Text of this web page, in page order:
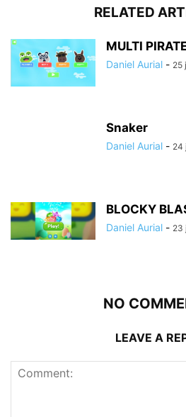
RELATED
MULTI
Daniel Aurial - 25
Snaker
Daniel Aurial - 24
BLOCKY
Daniel Aurial - 23
NO
LEAVE A